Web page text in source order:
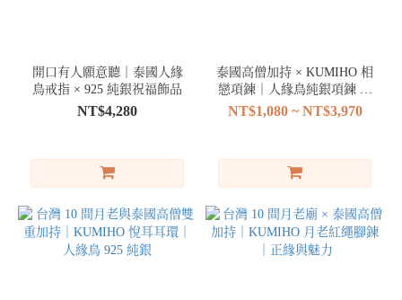
(1)
開口有人願意聽｜泰國人緣
鳥戒指 × 925 純銀祝福飾品
NT$4,280
泰國高僧加持 × KUMIHO 相
戀項鍊｜人緣鳥純銀項鍊 脫
單必備
NT$1,080 ~ NT$3,970